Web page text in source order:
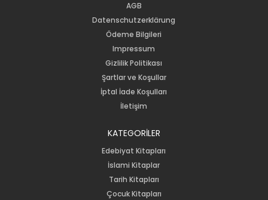
AGB
Datenschutzerklärung
Ödeme Bilgileri
Impressum
Gizlilik Politikası
Şartlar ve Koşullar
İptal İade Koşulları
İletişim
KATEGORİLER
Edebiyat Kitapları
İslami Kitaplar
Tarih Kitapları
Çocuk Kitapları